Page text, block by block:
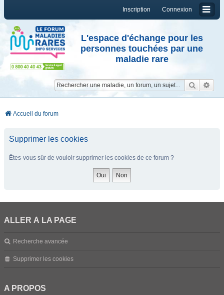
Connexion
Inscription
L'espace d'échange pour les
personnes touchées par une
maladie rare
Accueil du forum
Supprimer les cookies
Êtes-vous sûr de vouloir supprimer les cookies de ce forum ?
ALLER À LA PAGE
Recherche avancée
Supprimer les cookies
A PROPOS